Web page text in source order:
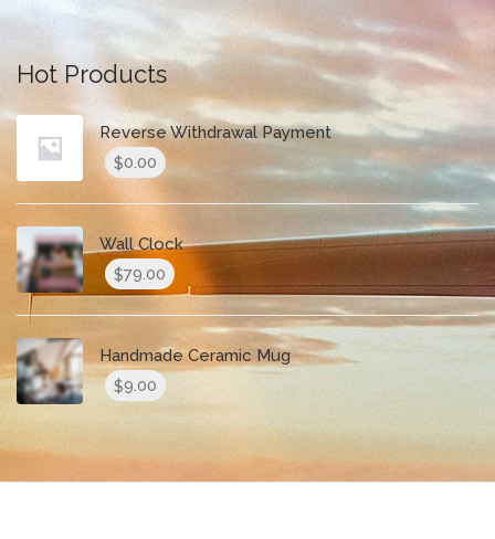
Hot Products
Reverse Withdrawal Payment
$0.00
Wall Clock
$79.00
Handmade Ceramic Mug
$9.00